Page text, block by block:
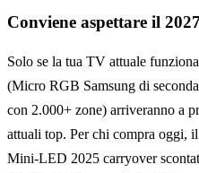
Conviene aspettare il
Solo se la tua TV attuale
(Micro RGB Samsung di
con 2.000+ zone) arriveranno a
attuali top. Per chi compra oggi,
Mini-LED 2025 carryover